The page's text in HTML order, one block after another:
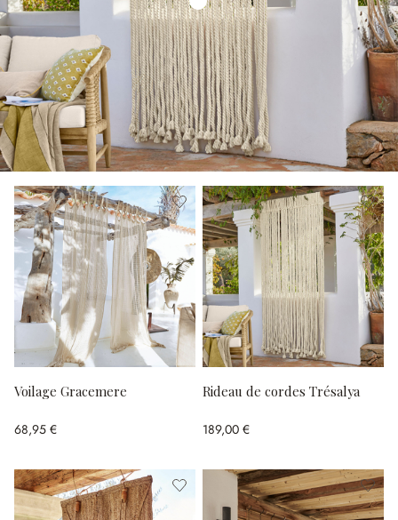
Voilage Gracemere
68,95 €
Rideau de cordes Trésalya
189,00 €